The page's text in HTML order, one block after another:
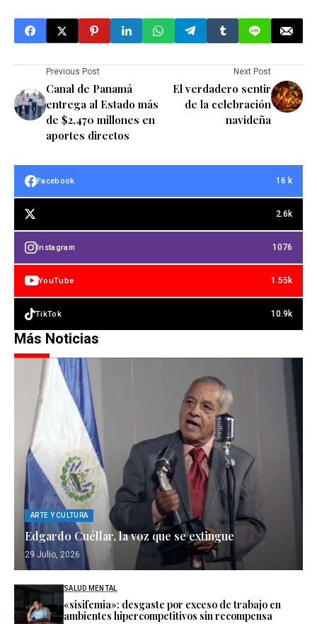
Previous Post
Canal de Panamá
entrega al Estado más
de $2,470 millones en
aportes directos
Next Post
El verdadero sentir
de la celebración
navideña
Facebook 16 k
2.6k
Instagram 1076
YouTube 1.55k
TikTok 10.9k
Más Noticias
ARTE Y CULTURA
Edgardo Cuéllar, la voz que se extingue
29 Julio, 2026
SALUD MENTAL
«sisifemia»: desgaste por exceso de trabajo en
ambientes hipercompetitivos sin recompensa